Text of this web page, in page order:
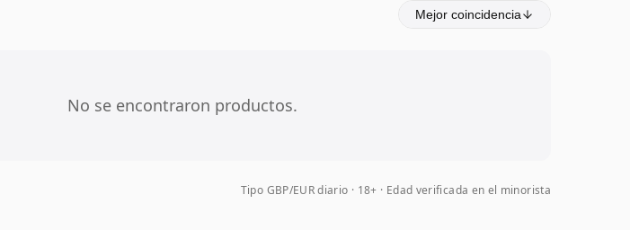
Mejor coincidencia
No se encontraron productos.
Tipo GBP/EUR diario 18+ · Edad verificada en el minorista